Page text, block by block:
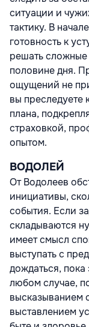
ситуации и
тактику. В
готовность к
решать сложные
половине дня.
ощущений не
вы преследуете
плана,
страховкой,
опытом.
ВОДОЛЕЙ
От Водолеев
инициативы,
события. Если
складываются
имеет смысл
выступать с
дождаться, пока
любом случае,
высказыванием
выставлением